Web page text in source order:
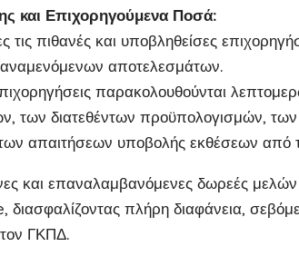
και Επιχορηγούμενα Ποσά:
τις πιθανές και υποβληθείσες
αποτελεσμάτων.
παρακολουθούνται
των διατεθέντων προϋπολογισμών,
των απαιτήσεων υποβολής εκθέσεων από
και επαναλαμβανόμενες δωρεές
διασφαλίζοντας πλήρη διαφάνεια,
ΓΚΠΔ.